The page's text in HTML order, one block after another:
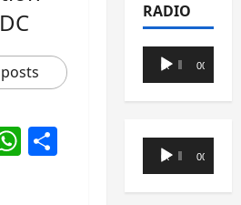
WhatsApp
Partager
RADIO
Lecteur
audio
00:00 00:00
Lecteur
audio
00:00 00:00